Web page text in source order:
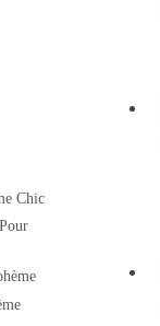
Chic